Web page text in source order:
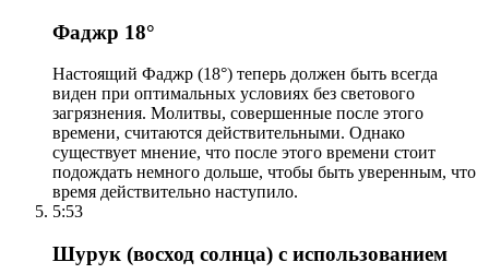
Фаджр 18°
Настоящий Фаджр (18°) теперь должен быть всегда
виден при оптимальных условиях без светового
загрязнения. Молитвы, совершенные после этого
времени, считаются действительными. Однако
существует мнение, что после этого времени стоит
подождать немного дольше, чтобы быть уверенным, что
время действительно наступило.
5:53
Шурук (восход солнца) с использованием